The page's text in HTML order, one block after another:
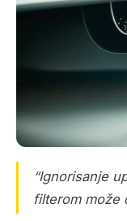
“Ignorisanje
filterom može